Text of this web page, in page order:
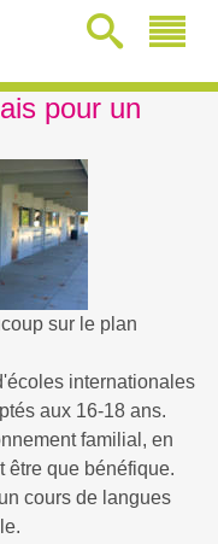
pour un
sur le plan
internationales
aux 16-18 ans.
familial, en
être que bénéfique.
cours de langues